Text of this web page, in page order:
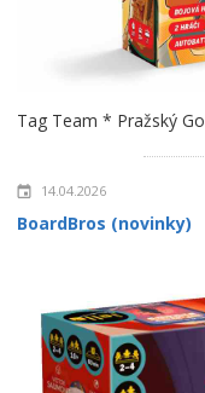
Tag Team * Pražský
14.04.2026
BoardBros (novinky)